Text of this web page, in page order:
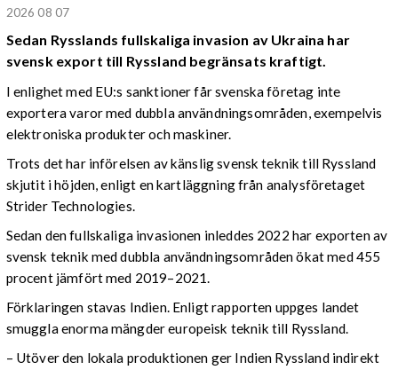
2026 08 07
Sedan Rysslands fullskaliga invasion av Ukraina har
svensk export till Ryssland begränsats kraftigt.
I enlighet med EU:s sanktioner får svenska företag inte
exportera varor med dubbla användningsområden, exempelvis
elektroniska produkter och maskiner.
Trots det har införelsen av känslig svensk teknik till Ryssland
skjutit i höjden, enligt en kartläggning från analysföretaget
Strider Technologies.
Sedan den fullskaliga invasionen inleddes 2022 har exporten av
svensk teknik med dubbla användningsområden ökat med 455
procent jämfört med 2019–2021.
Förklaringen stavas Indien. Enligt rapporten uppges landet
smuggla enorma mängder europeisk teknik till Ryssland.
– Utöver den lokala produktionen ger Indien Ryssland indirekt